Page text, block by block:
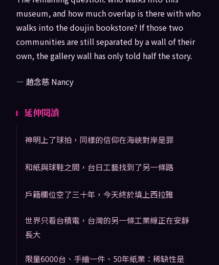
museum, and how much overlap is there with who
walks into the doujin bookstore? If those two
communities are still separated by a wall of their
own, the gallery wall has only told half the story.
— 趙念慈 Nancy
延伸閱讀
神明上了球拍，同樣的信仰在海峽對岸是罪
和紙與球鞋之間，台日工藝找到了另一條路
戶籍欄位空了三十年，今天終於填上西拉雅
世界只看台積電，台灣的另一條工業線正在安靜
長大
限量6000台、手繪一件、50年紙業：稀缺性是